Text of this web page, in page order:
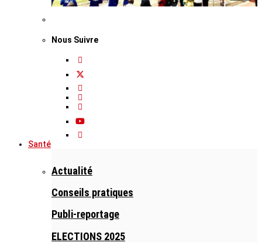
Nous Suivre
Santé
Actualité
Conseils pratiques
Publi-reportage
ELECTIONS 2025